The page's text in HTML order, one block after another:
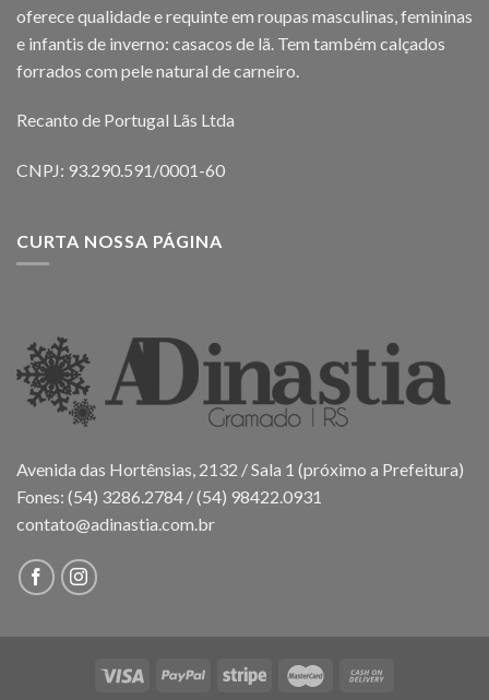
oferece qualidade e requinte em roupas masculinas, femininas
e infantis de inverno: casacos de lã. Tem também calçados
forrados com pele natural de carneiro.
Recanto de Portugal Lãs Ltda
CNPJ: 93.290.591/0001-60
CURTA NOSSA PÁGINA
Avenida das Hortênsias, 2132 / Sala 1 (próximo a Prefeitura)
Fones: (54) 3286.2784 / (54) 98422.0931
contato@adinastia.com.br